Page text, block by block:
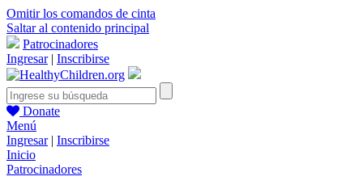
Omitir los comandos de cinta
Saltar al contenido principal
Patrocinadores
Ingresar| Inscribirse
Donate
Menú
Ingresar| Inscribirse
Inicio
Patrocinadores